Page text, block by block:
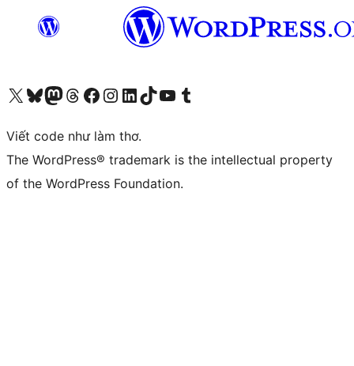
Truy cập tài khoản X (trước đây là Twitter) của chúng tôiVisit our Bluesky account
Visit our Mastodon account
Visit our Threads account
Xem trang Facebook của chúng tôiTruy cập tài khoản Instagram của chúng tôiTruy cập tài khoản LinkedIn của chúng tôiVisit our TikTok account
Truy cập kênh YouTube của chúng tôi Visit our Tumblr account
Viết code như làm thơ.
The WordPress® trademark is the intellectual property
of the WordPress Foundation.